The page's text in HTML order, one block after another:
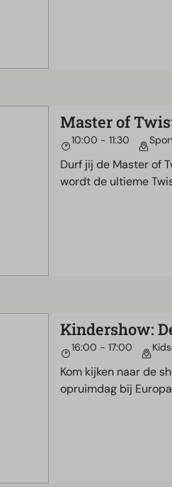
Master of
10:00 - 11:30
Durf jij de Master of
wordt de ultieme
Kindershow:
16:00 - 17:00
Kom kijken naar de
opruimdag bij